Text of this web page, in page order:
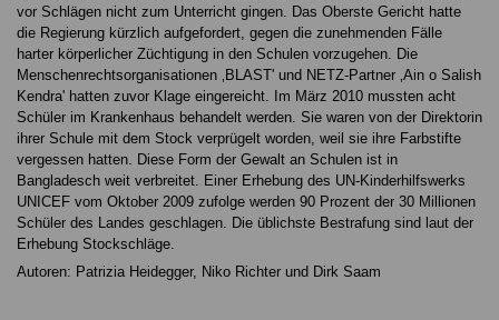
vor Schlägen nicht zum Unterricht gingen. Das Oberste Gericht hatte
die Regierung kürzlich aufgefordert, gegen die zunehmenden Fälle
harter körperlicher Züchtigung in den Schulen vorzugehen. Die
Menschenrechtsorganisationen ‚BLAST' und NETZ-Partner ‚Ain o Salish
Kendra' hatten zuvor Klage eingereicht. Im März 2010 mussten acht
Schüler im Krankenhaus behandelt werden. Sie waren von der Direktorin
ihrer Schule mit dem Stock verprügelt worden, weil sie ihre Farbstifte
vergessen hatten. Diese Form der Gewalt an Schulen ist in
Bangladesch weit verbreitet. Einer Erhebung des UN-Kinderhilfswerks
UNICEF vom Oktober 2009 zufolge werden 90 Prozent der 30 Millionen
Schüler des Landes geschlagen. Die üblichste Bestrafung sind laut der
Erhebung Stockschläge.
Autoren: Patrizia Heidegger, Niko Richter und Dirk Saam